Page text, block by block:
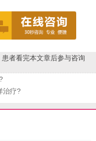
患者看完本文章后参与咨询
治疗?